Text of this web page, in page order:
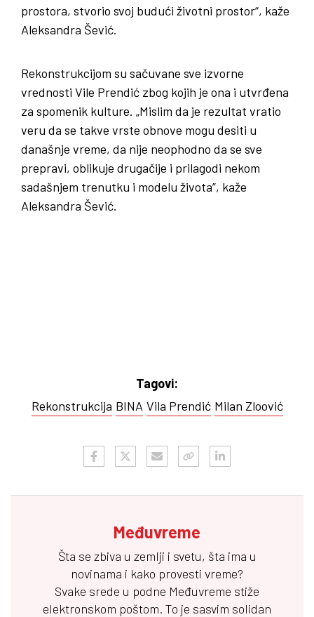
prostora, stvorio svoj budući životni prostor“, kaže
Aleksandra Šević.
Rekonstrukcijom su sačuvane sve izvorne
vrednosti Vile Prendić zbog kojih je ona i utvrđena
za spomenik kulture. „Mislim da je rezultat vratio
veru da se takve vrste obnove mogu desiti u
današnje vreme, da nije neophodno da se sve
prepravi, oblikuje drugačije i prilagodi nekom
sadašnjem trenutku i modelu života”, kaže
Aleksandra Šević.
Tagovi:
Rekonstrukcija BINA Vila Prendić Milan Zloović
Međuvreme
Šta se zbiva u zemlji i svetu, šta ima u
novinama i kako provesti vreme?
Svake srede u podne Međuvreme stiže
elektronskom poštom. To je sasvim solidan